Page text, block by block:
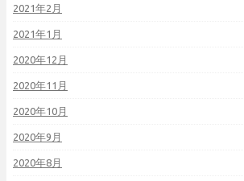
2021年2月
2021年1月
2020年12月
2020年11月
2020年10月
2020年9月
2020年8月